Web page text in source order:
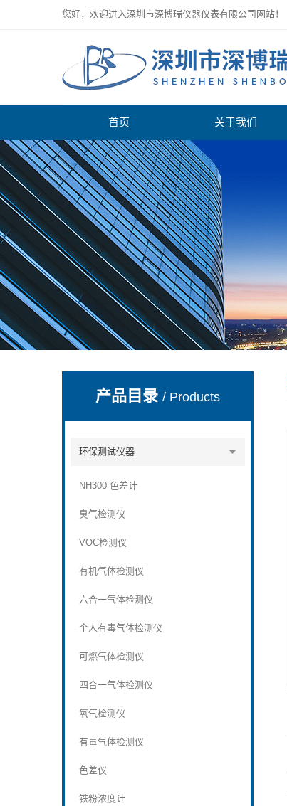
您好，欢迎进入深圳市深博瑞仪器仪表有限公司网站！
深圳市深博瑞仪器仪表有限公司
首页 关于我们
产品目录/ Products
环保测试仪器
NH300 色差计
臭气检测仪
VOC检测仪
有机气体检测仪
六合一气体检测仪
个人有毒气体检测仪
可燃气体检测仪
四合一气体检测仪
氧气检测仪
有毒气体检测仪
色差仪
铁粉浓度计